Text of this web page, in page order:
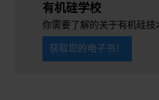
有机硅学校
你需要了解的关于有机硅技
获取您的电子书！